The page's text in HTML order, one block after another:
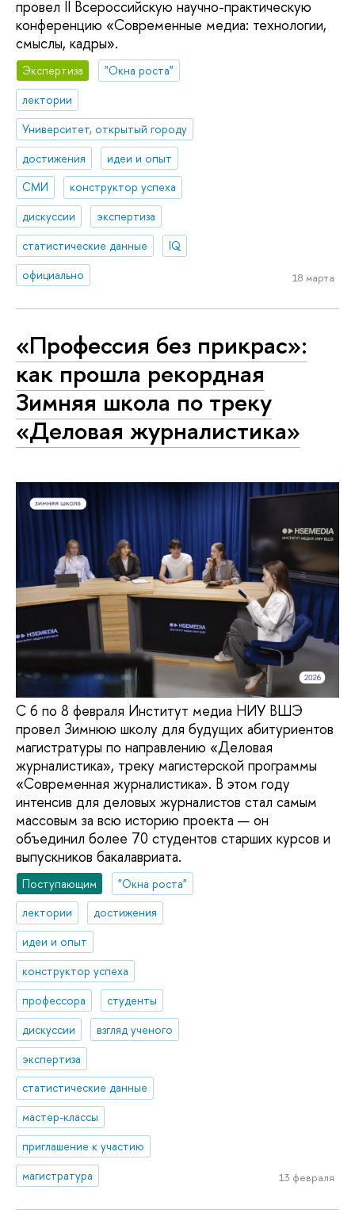
провел II Всероссийскую научно-практическую
конференцию «Современные медиа: технологии,
смыслы, кадры».
Экспертиза
"Окна роста"
лектории
Университет, открытый городу
достижения
идеи и опыт
СМИ
конструктор успеха
дискуссии
экспертиза
статистические данные
IQ
официально
18 марта
«Профессия без прикрас»:
как прошла рекордная
Зимняя школа по треку
«Деловая журналистика»
С 6 по 8 февраля Институт медиа НИУ ВШЭ
провел Зимнюю школу для будущих абитуриентов
магистратуры по направлению «Деловая
журналистика», треку магистерской программы
«Современная журналистика». В этом году
интенсив для деловых журналистов стал самым
массовым за всю историю проекта — он
объединил более 70 студентов старших курсов и
выпускников бакалавриата.
Поступающим
"Окна роста"
лектории
достижения
идеи и опыт
конструктор успеха
профессора
студенты
дискуссии
взгляд ученого
экспертиза
статистические данные
мастер-классы
приглашение к участию
магистратура
13 февраля